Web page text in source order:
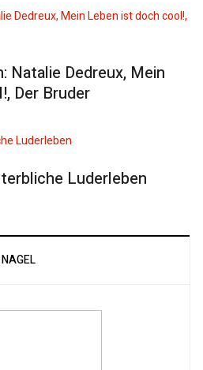
Natalie Dedreux, Mein
Der Bruder
Luderleben